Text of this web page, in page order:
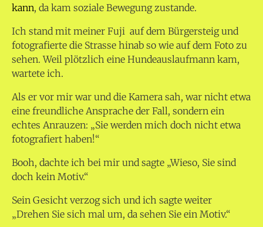
kann, da kam soziale Bewegung zustande.
Ich stand mit meiner Fuji auf dem Bürgersteig und
fotografierte die Strasse hinab so wie auf dem Foto zu
sehen. Weil plötzlich eine Hundeauslaufmann kam,
wartete ich.
Als er vor mir war und die Kamera sah, war nicht etwa
eine freundliche Ansprache der Fall, sondern ein
echtes Anrauzen: „Sie werden mich doch nicht etwa
fotografiert haben!“
Booh, dachte ich bei mir und sagte „Wieso, Sie sind
doch kein Motiv.“
Sein Gesicht verzog sich und ich sagte weiter
„Drehen Sie sich mal um, da sehen Sie ein Motiv.“